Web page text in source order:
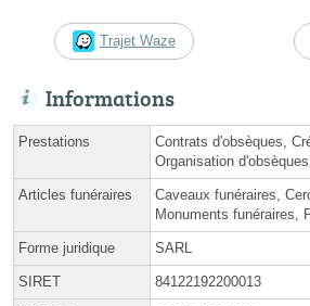
Trajet Waze
Informations
Prestations
Contrats d'obsèques,
Organisation
Articles funéraires
Caveaux funéraires,
Monuments funéraires,
Forme juridique SARL
SIRET 84122192200013